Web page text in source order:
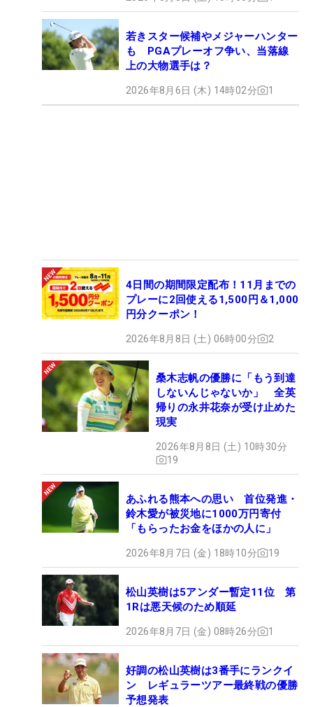
若きスター候補やメジャーハンター
も PGAプレーオフ争い、当落線
上の大物選手は？
2026年8月6日 (木) 14時02分 1
4日間の期間限定配布！11月までの
プレーに2回使える1,500円＆1,000
円分クーポン！
2026年8月8日 (土) 06時00分 2
桑木志帆の優勝に「もう到達
しないんじゃないか」 全英
帰りの永井花奈が受け止めた
現実
2026年8月8日 (土) 10時30分
19
あふれる熊本への思い 首位発進・
鈴木愛が被災地に1000万円寄付
「もらったお金をほかの人に」
2026年8月7日 (金) 18時10分 19
松山英樹は5アンダー暫定11位 第
1Rは悪天候のため順延
2026年8月7日 (金) 08時26分 1
好調の松山英樹は3番手にランクイ
ン レギュラーツアー最終戦の優勝
予想発表